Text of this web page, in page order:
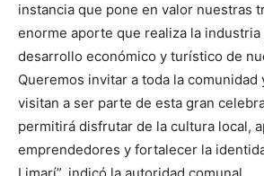
instancia que pone en valor nuestras
enorme aporte que realiza la industria
desarrollo económico y turístico de
Queremos invitar a toda la comunidad
visitan a ser parte de esta gran
permitirá disfrutar de la cultura local,
emprendedores y fortalecer la